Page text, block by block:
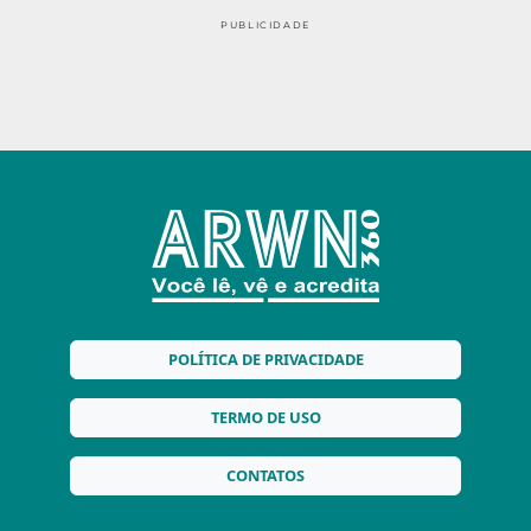
PUBLICIDADE
POLÍTICA DE PRIVACIDADE
TERMO DE USO
CONTATOS